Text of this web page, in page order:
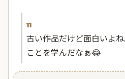
11
古い作品だけど面白いよ
ことを学んだなぁ😂